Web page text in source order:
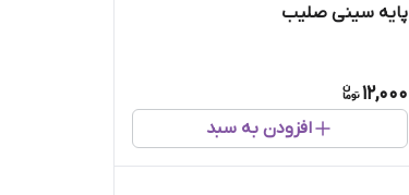
پایه سینی صلیب
12,000
افزودن به سبد